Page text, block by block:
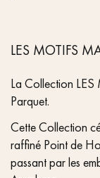
LES MOTIFS
La Collection
Parquet.
Cette Collection
raffiné Point de
passant par les